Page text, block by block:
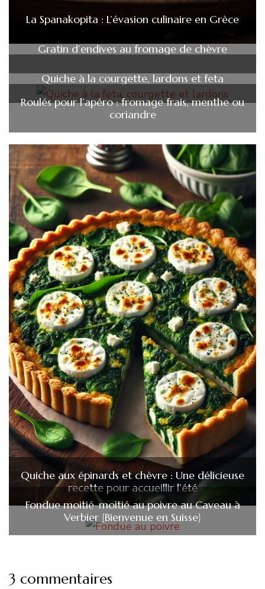
La Spanakopita : L’évasion culinaire en Grèce
Gratin d’endives au fromage de chèvre
Quiche à la courgette, lardons et feta
Roulés pour l’apéro : fromage frais, menthe ou
coriandre
Quiche aux épinards et chèvre : Une délicieuse
recette pour accueillir l’été
Fondue moitié-moitié au poivre au Caveau à
Verbier {Bienvenue en Suisse}
3 commentaires